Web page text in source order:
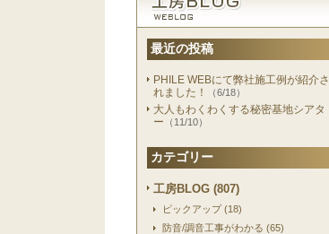
最近の投稿
PHILE WEBにて弊社施工例が紹介さ
れました！
（6/18）
大人もわくわくする秘密基地シアタ
ー （11/10）
カテゴリー
工房BLOG (807)
ピックアップ (18)
防音/調音工事がわかる (65)